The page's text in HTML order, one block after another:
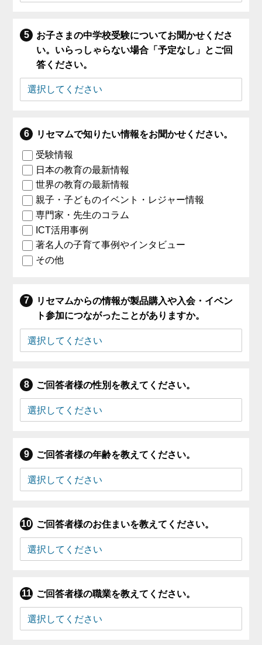
お子さまの中学校受験についてお聞かせくださ
い。いらっしゃらない場合「予定なし」とご回
答ください。
リセマムで知りたい情報をお聞かせください。
受験情報
日本の教育の最新情報
世界の教育の最新情報
親子・子どものイベント・レジャー情報
専門家・先生のコラム
ICT活用事例
著名人の子育て事例やインタビュー
その他
リセマムからの情報が製品購入や入会・イベン
ト参加につながったことがありますか。
ご回答者様の性別を教えてください。
ご回答者様の年齢を教えてください。
ご回答者様のお住まいを教えてください。
ご回答者様の職業を教えてください。